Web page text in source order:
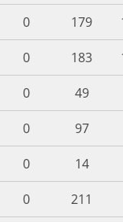
0 179
0 183
0
49
0
97
0
14
0
211